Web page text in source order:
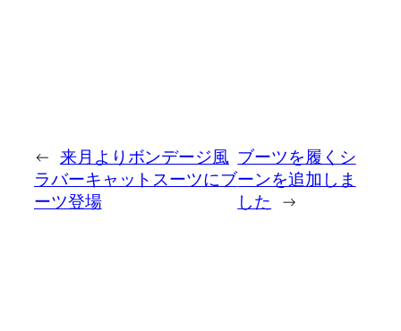
← 来月よりボンデージ風
ラバーキャットスーツにブ
ーツ登場
ブーツを履くシ
ーンを追加しま
した →